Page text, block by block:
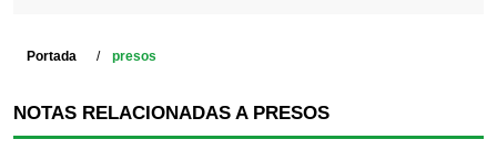
Portada presos
NOTAS RELACIONADAS A PRESOS